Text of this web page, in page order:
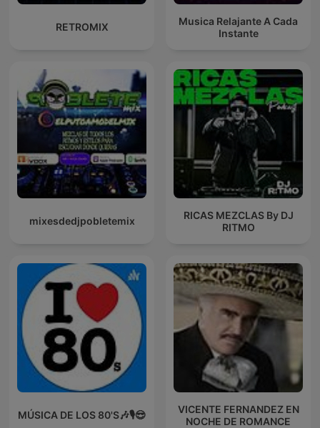
RETROMIX
Musica Relajante A Cada
Instante
mixesdedjpobletemix
RICAS MEZCLAS By DJ
RITMO
MÚSICA DE LOS 80'S🎶🎙️😎
VICENTE FERNANDEZ EN
NOCHE DE ROMANCE